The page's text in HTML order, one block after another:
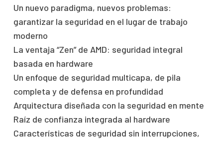
Un nuevo paradigma, nuevos problemas:
garantizar la seguridad en el lugar de trabajo
moderno
La ventaja “Zen” de AMD: seguridad integral
basada en hardware
Un enfoque de seguridad multicapa, de pila
completa y de defensa en profundidad
Arquitectura diseñada con la seguridad en mente
Raíz de confianza integrada al hardware
Características de seguridad sin interrupciones,